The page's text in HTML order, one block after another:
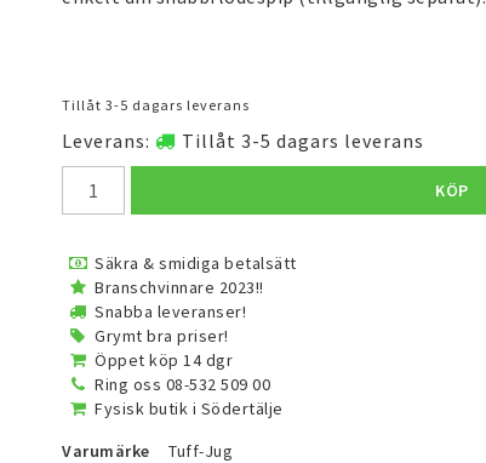
Tillåt 3-5 dagars leverans
Leverans: Tillåt 3-5 dagars leverans
KÖP
Säkra & smidiga betalsätt
Branschvinnare 2023!!
Snabba leveranser!
Grymt bra priser!
Öppet köp 14 dgr
Ring oss 08-532 509 00
Fysisk butik i Södertälje
Varumärke
Tuff-Jug